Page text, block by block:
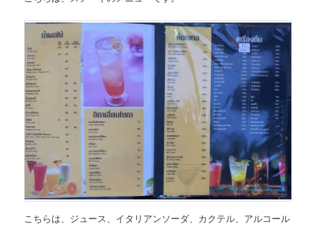
こちらは、 ジュース、イタリアンソーダ、カクテル、アルコール